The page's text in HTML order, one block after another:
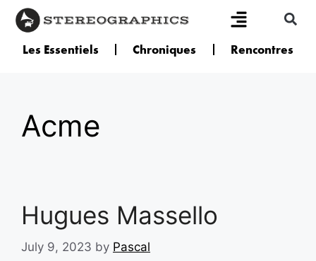
Les Essentiels Chroniques Rencontres
Acme
Hugues Massello
July 9, 2023 by Pascal